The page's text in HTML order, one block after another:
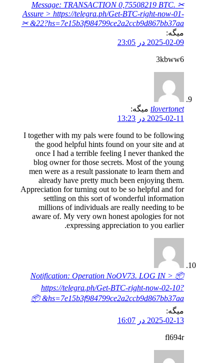
✂ Message: TRANSACTION 0,75508219 BTC.
Assure > https://telegra.ph/Get-BTC-right-now-01-
22?hs=7e15b3f984799ce2a2ccb9d867bb37aa& ✂
میگه:
2025-02-09 در 23:05
3kbww6
tlovertonet میگه:
2025-02-11 در 13:23
I together with my pals were found to be following
the good helpful hints found on your site and at
once I had a terrible feeling I never thanked the
blog owner for those secrets. Most of the young
men were as a result passionate to learn them and
already have pretty much been enjoying them.
Appreciation for turning out to be so helpful and for
settling on this sort of wonderful information
millions of individuals are really needing to be
aware of. My very own honest apologies for not
expressing appreciation to you earlier.
📦 Notification: Operation NoOV73. LOG IN >
https://telegra.ph/Get-BTC-right-now-02-10?
hs=7e15b3f984799ce2a2ccb9d867bb37aa& 📦
میگه:
2025-02-13 در 16:07
fl694r